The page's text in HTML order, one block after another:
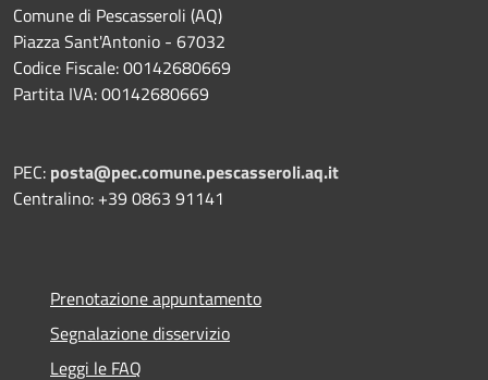
Comune di Pescasseroli (AQ)
Piazza Sant'Antonio - 67032
Codice Fiscale: 00142680669
Partita IVA: 00142680669
PEC: posta@pec.comune.pescasseroli.aq.it
Centralino: +39 0863 91141
Prenotazione appuntamento
Segnalazione disservizio
Leggi le FAQ